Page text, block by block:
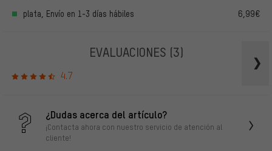
plata, Envío en 1-3 días hábiles 6,99€
EVALUACIONES (3)
4.7
¿Dudas acerca del artículo?
¡Contacta ahora con nuestro servicio de atención al
cliente!